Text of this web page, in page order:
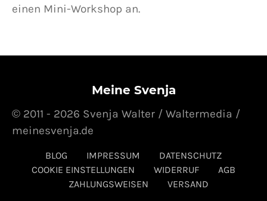
einen Mini-Workshop an.
Meine Svenja
BLOG IMPRESSUM
DATENSCHUTZ
COOKIE EINSTELLUNGEN
WIDERRUF
AGB
ZAHLUNGSWEISEN
VERSAND
© 2011 - 2026 Svenja Walter / Waltermedia /
meinesvenja.de